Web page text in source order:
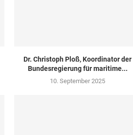
Dr. Christoph Ploß, Koordinator der
Bundesregierung für maritime...
10. September 2025